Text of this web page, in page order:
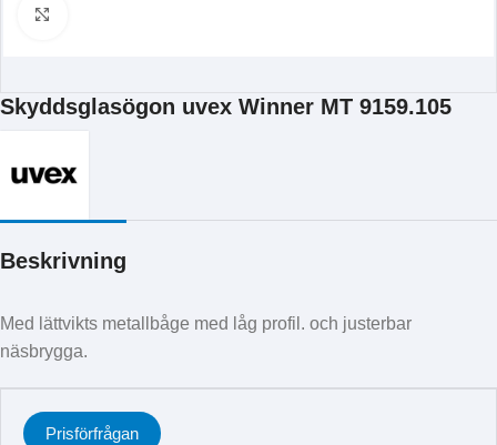
Skyddsglasögon uvex Winner MT 9159.105
Beskrivning
Med lättvikts metallbåge med låg profil. och justerbar
näsbrygga.
Prisförfrågan